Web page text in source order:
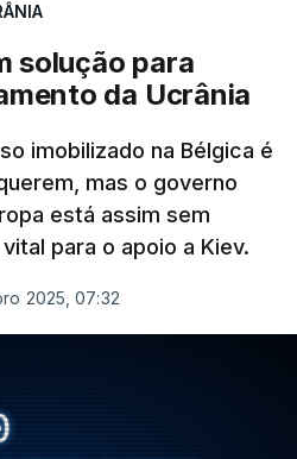
solução para
da Ucrânia
imobilizado na Bélgica é
mas o governo
está assim sem
para o apoio a Kiev.
2025, 07:32